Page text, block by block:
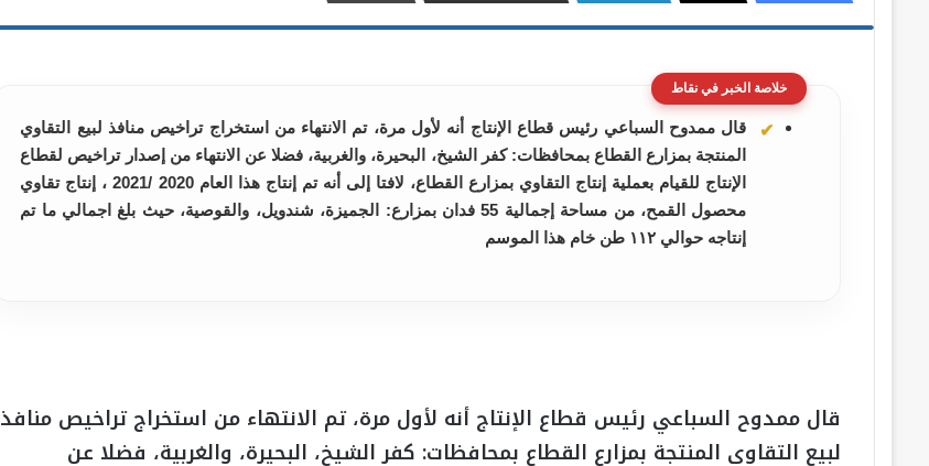
خلاصة الخبر في نقاط
قال ممدوح السباعي رئيس قطاع الإنتاج أنه لأول مرة، تم الانتهاء من استخراج تراخيص منافذ لبيع التقاوي
المنتجة بمزارع القطاع بمحافظات: كفر الشيخ، البحيرة، والغربية، فضلا عن الانتهاء من إصدار تراخيص لقطاع
الإنتاج للقيام بعملية إنتاج التقاوي بمزارع القطاع، لافتا إلى أنه تم إنتاج هذا العام 2020 /2021 ، إنتاج تقاوي
محصول القمح، من مساحة إجمالية 55 فدان بمزارع: الجميزة، شندويل، والقوصية، حيث بلغ اجمالي ما تم
إنتاجه حوالي ١١٢ طن خام هذا الموسم
قال ممدوح السباعي رئيس قطاع الإنتاج أنه لأول مرة، تم الانتهاء من استخراج تراخيص منافذ
لبيع التقاوي المنتجة بمزارع القطاع بمحافظات: كفر الشيخ، البحيرة، والغربية، فضلا عن